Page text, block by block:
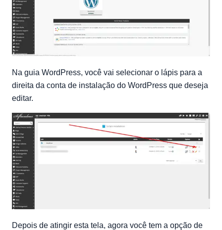
Na guia WordPress, você vai selecionar o lápis para a
direita da conta de instalação do WordPress que deseja
editar.
Depois de atingir esta tela, agora você tem a opção de